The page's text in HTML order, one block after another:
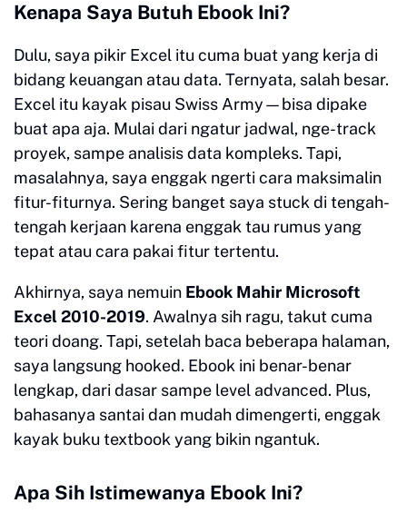
Kenapa Saya Butuh Ebook Ini?
Dulu, saya pikir Excel itu cuma buat yang kerja di
bidang keuangan atau data. Ternyata, salah besar.
Excel itu kayak pisau Swiss Army—bisa dipake
buat apa aja. Mulai dari ngatur jadwal, nge-track
proyek, sampe analisis data kompleks. Tapi,
masalahnya, saya enggak ngerti cara maksimalin
fitur-fiturnya. Sering banget saya stuck di tengah-
tengah kerjaan karena enggak tau rumus yang
tepat atau cara pakai fitur tertentu.
Akhirnya, saya nemuin Ebook Mahir Microsoft
Excel 2010-2019. Awalnya sih ragu, takut cuma
teori doang. Tapi, setelah baca beberapa halaman,
saya langsung hooked. Ebook ini benar-benar
lengkap, dari dasar sampe level advanced. Plus,
bahasanya santai dan mudah dimengerti, enggak
kayak buku textbook yang bikin ngantuk.
Apa Sih Istimewanya Ebook Ini?